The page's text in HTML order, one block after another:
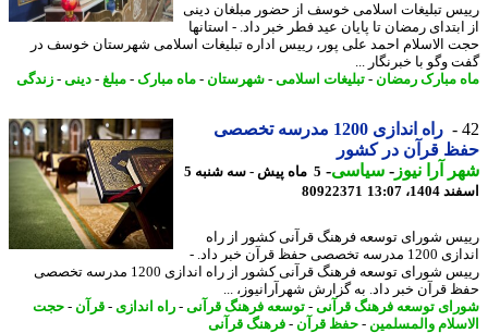
تبلیغات اسلامی خوسف از حضور مبلغان دینی
رمضان تا پایان عید فطر خبر داد. - استانها
الاسلام احمد علی پور، رییس اداره تبلیغات اسلامی شهرستان خوسف در
وگو با خبرنگار ...
مبارک رمضان-تبلیغات اسلامی-شهرستان-ماه مبارک- مبلغ -دینی-زندگی
راه اندازی 1200 مدرسه تخصصی
قرآن در کشور
آرا نیوز-سیاسی-
5 ماه پیش - سه شنبه 5
13:07
80922371
شورای توسعه فرهنگ قرآنی کشور از راه
اندازی 1200 مدرسه تخصصی حفظ قرآن خبر داد. -
رییس شورای توسعه فرهنگ قرآنی کشور از راه اندازی 1200 مدرسه تخصصی
قرآن خبر داد. به گزارش شهرآرانیوز، ...
توسعه فرهنگ قرآنی- توسعه فرهنگ قرآنی- راه اندازی- قرآن-
حجت
والمسلمین-حفظ قرآن- فرهنگ قرآنی